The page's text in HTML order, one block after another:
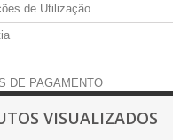
de Utilização
VISUALIZADOS